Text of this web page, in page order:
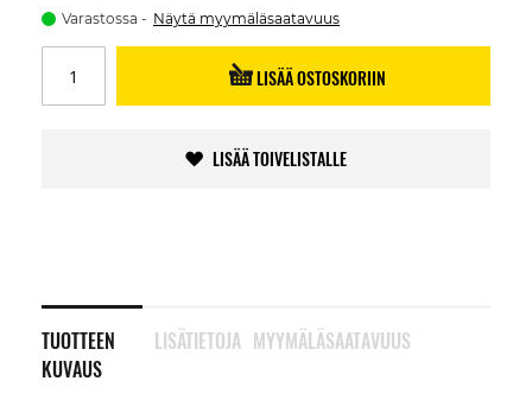
Varastossa Näytä myymäläsaatavuus
LISÄÄ OSTOSKORIIN
LISÄÄ TOIVELISTALLE
TUOTTEEN
KUVAUS
LISÄTIETOJA MYYMÄLÄSAATAVUUS